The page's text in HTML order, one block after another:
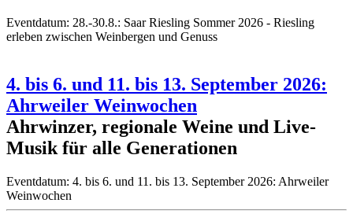
Eventdatum: 28.-30.8.: Saar Riesling Sommer 2026 - Riesling
erleben zwischen Weinbergen und Genuss
4. bis 6. und 11. bis 13. September 2026:
Ahrweiler Weinwochen
Ahrwinzer, regionale Weine und Live-
Musik für alle Generationen
Eventdatum: 4. bis 6. und 11. bis 13. September 2026: Ahrweiler
Weinwochen